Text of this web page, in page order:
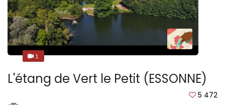
11
L'étang de Vert le Petit (ESSONNE)
5 472